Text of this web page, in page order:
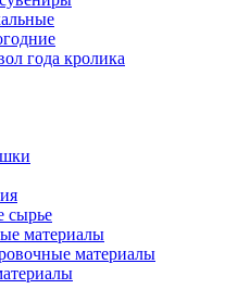
года кролика
сырье
материалы
материалы